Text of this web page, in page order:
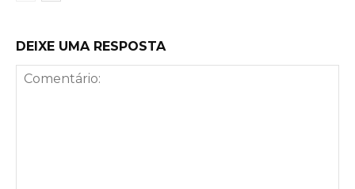
DEIXE UMA RESPOSTA